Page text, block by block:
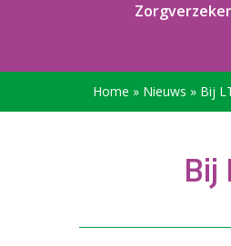
Home » Nieuws » Bij
Bij